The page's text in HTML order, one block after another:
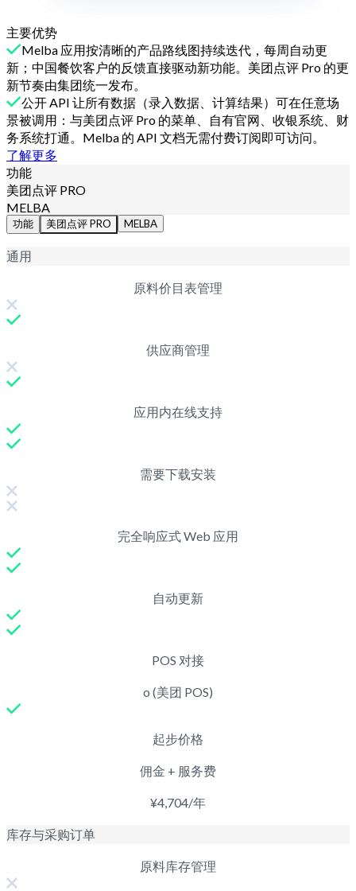
主要优势
Melba 应用按清晰的产品路线图持续迭代，每周自动更
新；中国餐饮客户的反馈直接驱动新功能。美团点评 Pro 的更
新节奏由集团统一发布。
公开 API 让所有数据（录入数据、计算结果）可在任意场
景被调用：与美团点评 Pro 的菜单、自有官网、收银系统、财
务系统打通。Melba 的 API 文档无需付费订阅即可访问。
了解更多
功能
美团点评 PRO
MELBA
功能 美团点评 PRO MELBA
通用
原料价目表管理
供应商管理
应用内在线支持
需要下载安装
完全响应式 Web 应用
自动更新
POS 对接
o (美团 POS)
起步价格
佣金 + 服务费
¥4,704/年
库存与采购订单
原料库存管理